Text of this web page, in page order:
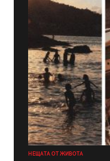
НЕЩАТА ОТ ЖИВОТА